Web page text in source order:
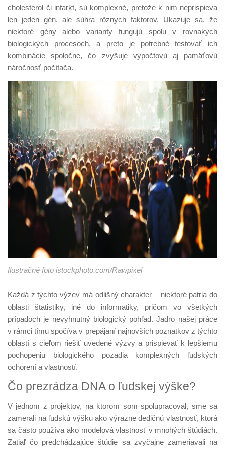
cholesterol či infarkt, sú komplexné, pretože k nim neprispieva
len jeden gén, ale súhra rôznych faktorov. Ukazuje sa, že
niektoré gény alebo varianty fungujú spolu v rovnakých
biologických procesoch, a preto je potrebné testovať ich
kombinácie spoločne, čo zvyšuje výpočtovú aj pamäťovú
náročnosť počítača.
Ilustračné foto istockphoto.com/Rawpixel
Každá z týchto výzev má odlišný charakter – niektoré patria do
oblasti štatistiky, iné do informatiky, pričom vo všetkých
prípadoch je nevyhnutný biologický pohľad. Jadro našej práce
v rámci tímu spočíva v prepájaní najnovších poznatkov z týchto
oblastí s cieľom riešiť uvedené výzvy a prispievať k lepšiemu
pochopeniu biologického pozadia komplexných ľudských
ochorení a vlastností.
Čo prezrádza DNA o ľudskej výške?
V jednom z projektov, na ktorom som spolupracoval, sme sa
zamerali na ľudskú výšku ako výrazne dedičnú vlastnosť, ktorá
sa často používa ako modelová vlastnosť v mnohých štúdiách.
Zatiaľ čo predchádzajúce štúdie sa zvyčajne zameriavali na